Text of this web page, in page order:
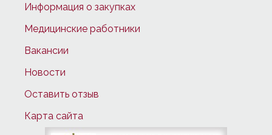
Информация о закупках
Медицинские работники
Вакансии
Новости
Оставить отзыв
Карта сайта